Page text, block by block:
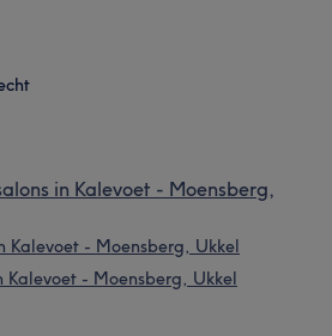
in Kalevoet - Moensberg,
Kalevoet - Moensberg, Ukkel
- Moensberg, Ukkel